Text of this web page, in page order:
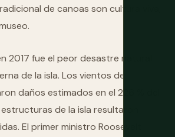
de canoas son cultura viva,
2017 fue el peor desastre natural
de la isla. Los vientos de
daños estimados en el 226 % del
estructuras de la isla resultaron
El primer ministro Roosevelt